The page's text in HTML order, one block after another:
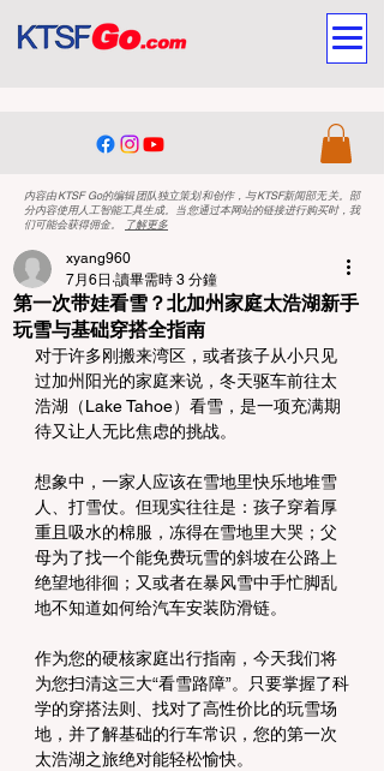
内容由KTSF Go的编辑团队独立策划和创作，与KTSF新闻部无关。部
分内容使用人工智能工具生成。当您通过本网站的链接进行购买时，我
们可能会获得佣金。
了解更多
第一次带娃看雪？北加州家庭太浩湖新手
玩雪与基础穿搭全指南
xyang960
7月6日 讀畢需時 3 分鐘
对于许多刚搬来湾区，或者孩子从小只见
过加州阳光的家庭来说，冬天驱车前往太
浩湖（Lake Tahoe）看雪，是一项充满期
待又让人无比焦虑的挑战。
想象中，一家人应该在雪地里快乐地堆雪
人、打雪仗。但现实往往是：孩子穿着厚
重且吸水的棉服，冻得在雪地里大哭；父
母为了找一个能免费玩雪的斜坡在公路上
绝望地徘徊；又或者在暴风雪中手忙脚乱
地不知道如何给汽车安装防滑链。
作为您的硬核家庭出行指南，今天我们将
为您扫清这三大“看雪路障”。只要掌握了科
学的穿搭法则、找对了高性价比的玩雪场
地，并了解基础的行车常识，您的第一次
太浩湖之旅绝对能轻松愉快。